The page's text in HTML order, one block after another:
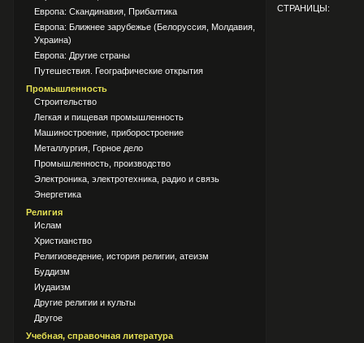
Европа: Скандинавия, Прибалтика
Европа: Ближнее зарубежье (Белоруссия, Молдавия,
Украина)
Европа: Другие страны
Путешествия. Географические открытия
Промышленность
Строительство
Легкая и пищевая промышленность
Машиностроение, приборостроение
Металлургия, Горное дело
Промышленность, производство
Электроника, электротехника, радио и связь
Энергетика
Религия
Ислам
Христианство
Религиоведение, история религии, атеизм
Буддизм
Иудаизм
Другие религии и культы
Другое
Учебная, справочная литература
СТРАНИЦЫ: